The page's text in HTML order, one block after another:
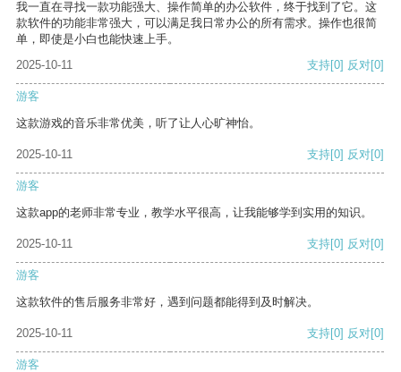
我一直在寻找一款功能强大、操作简单的办公软件，终于找到了它。这
款软件的功能非常强大，可以满足我日常办公的所有需求。操作也很简
单，即使是小白也能快速上手。
2025-10-11
支持[0] 反对[0]
游客
这款游戏的音乐非常优美，听了让人心旷神怡。
2025-10-11 支持[0] 反对[0]
游客
这款app的老师非常专业，教学水平很高，让我能够学到实用的知识。
2025-10-11 支持[0] 反对[0]
游客
这款软件的售后服务非常好，遇到问题都能得到及时解决。
2025-10-11 支持[0] 反对[0]
游客